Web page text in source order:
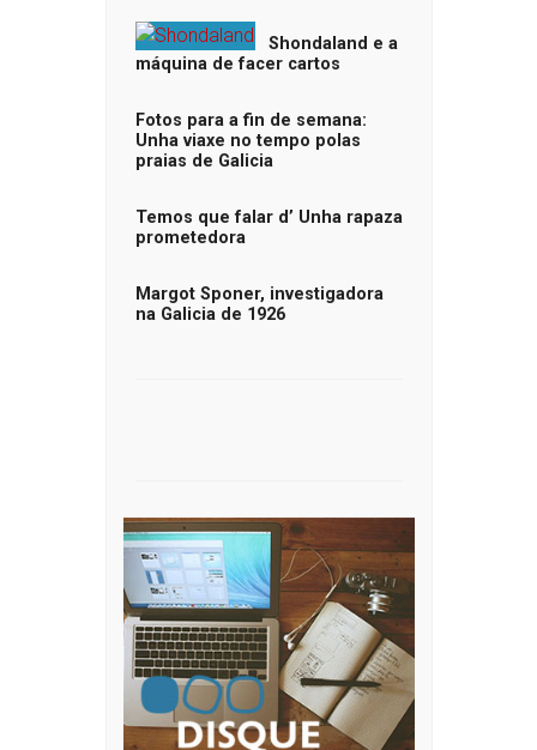
Shondaland e a
máquina de facer cartos
Fotos para a fin de semana:
Unha viaxe no tempo polas
praias de Galicia
Temos que falar d’ Unha rapaza
prometedora
Margot Sponer, investigadora
na Galicia de 1926